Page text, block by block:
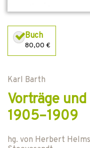
Buch
80,00 €
Karl Barth
Vorträge
1905–1909
hg. von Herbert Helms